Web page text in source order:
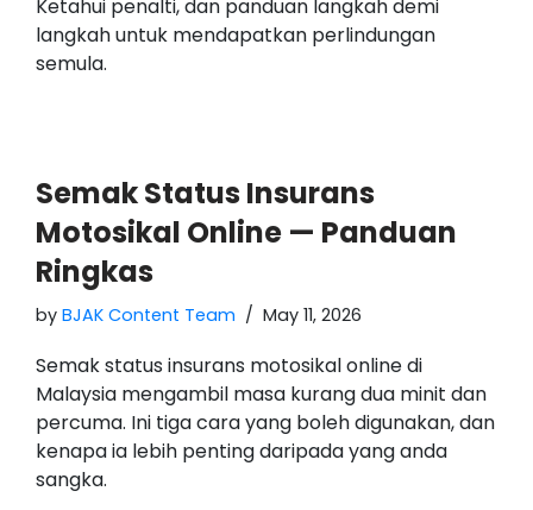
Ketahui penalti, dan panduan langkah demi
langkah untuk mendapatkan perlindungan
semula.
Semak Status Insurans
Motosikal Online — Panduan
Ringkas
by BJAK Content Team May 11, 2026
Semak status insurans motosikal online di
Malaysia mengambil masa kurang dua minit dan
percuma. Ini tiga cara yang boleh digunakan, dan
kenapa ia lebih penting daripada yang anda
sangka.